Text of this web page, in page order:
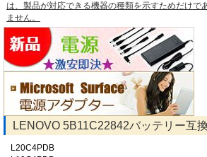
は、製品が対応できる機器の種類を示すためだけで
ません。
LENOVO 5B11C22842バッテリー互
L20C4PDB